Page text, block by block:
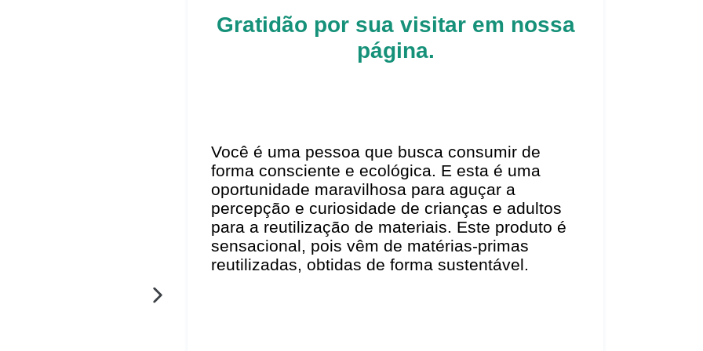
Gratidão por sua visitar em nossa
página.
Você é uma pessoa que busca consumir de
forma consciente e ecológica. E esta é uma
oportunidade maravilhosa para aguçar a
percepção e curiosidade de crianças e adultos
para a reutilização de materiais. Este produto é
sensacional, pois vêm de matérias-primas
reutilizadas, obtidas de forma sustentável.